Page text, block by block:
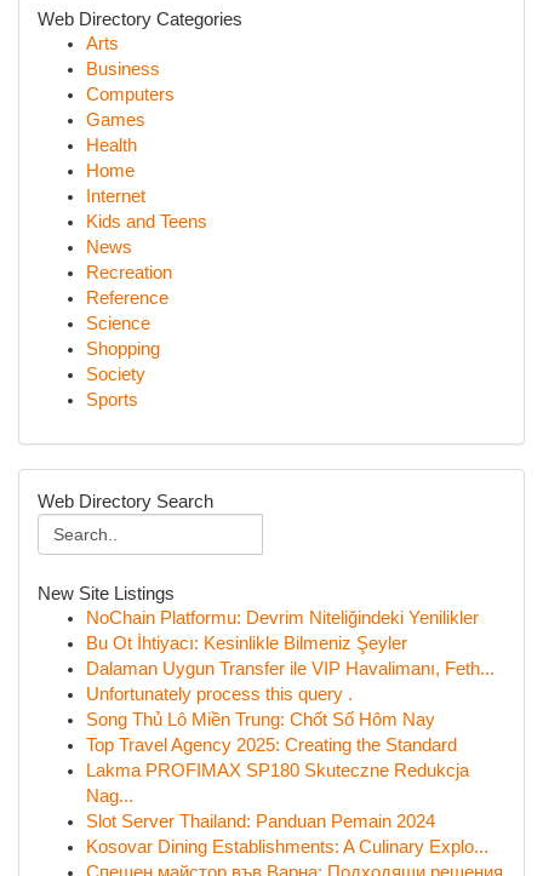
Web Directory Categories
Arts
Business
Computers
Games
Health
Home
Internet
Kids and Teens
News
Recreation
Reference
Science
Shopping
Society
Sports
Web Directory Search
New Site Listings
NoChain Platformu: Devrim Niteliğindeki Yenilikler
Bu Ot İhtiyacı: Kesinlikle Bilmeniz Şeyler
Dalaman Uygun Transfer ile VIP Havalimanı, Feth...
Unfortunately process this query .
Song Thủ Lô Miền Trung: Chốt Số Hôm Nay
Top Travel Agency 2025: Creating the Standard
Lakma PROFIMAX SP180 Skuteczne Redukcja
Nag...
Slot Server Thailand: Panduan Pemain 2024
Kosovar Dining Establishments: A Culinary Explo...